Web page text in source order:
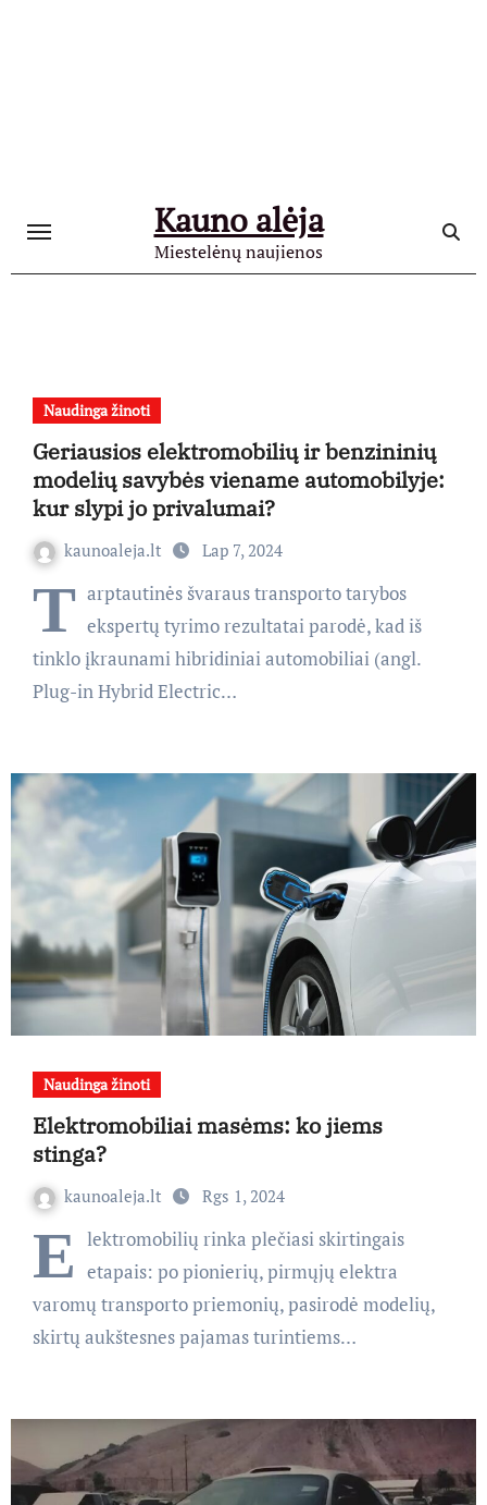
Kauno alėja
Miestelėnų naujienos
Naudinga žinoti
Geriausios elektromobilių ir benzininių
modelių savybės viename automobilyje:
kur slypi jo privalumai?
kaunoaleja.lt Lap 7, 2024
T arptautinės švaraus transporto tarybos
ekspertų tyrimo rezultatai parodė, kad iš
tinklo įkraunami hibridiniai automobiliai (angl.
Plug-in Hybrid Electric…
Naudinga žinoti
Elektromobiliai masėms: ko jiems
stinga?
kaunoaleja.lt Rgs 1, 2024
E lektromobilių rinka plečiasi skirtingais
etapais: po pionierių, pirmųjų elektra
varomų transporto priemonių, pasirodė modelių,
skirtų aukštesnes pajamas turintiems…